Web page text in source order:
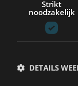
het merk Aston
in
voor het
2013 heeft
Mercedes-
Strikt
noodzakelijk
DETAILS